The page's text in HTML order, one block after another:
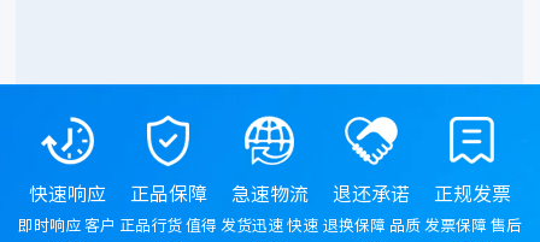
快速响应
即时响应 客户
正品保障
正品行货 值得
急速物流
发货迅速 快速
退还承诺
退换保障 品质
正规发票
发票保障 售后